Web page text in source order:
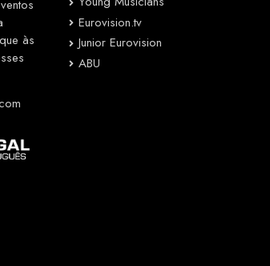
às
Eurovision.tv
Junior Eurovision
ABU